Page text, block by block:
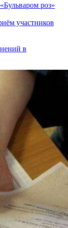
роз»
участников
в